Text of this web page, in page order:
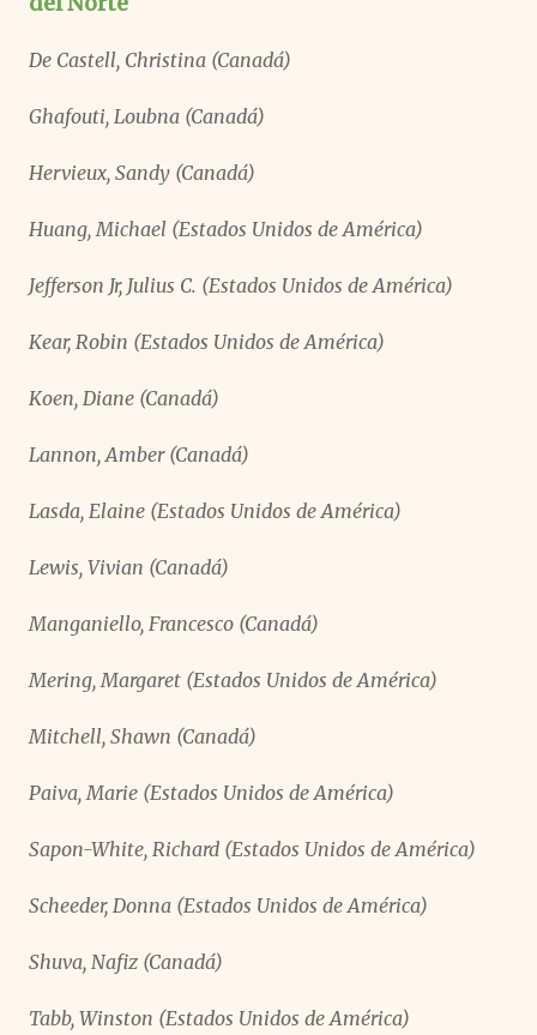
De Castell, Christina (Canadá)
Ghafouti, Loubna (Canadá)
Hervieux, Sandy (Canadá)
Huang, Michael (Estados Unidos de América)
Jefferson Jr, Julius C. (Estados Unidos de América)
Kear, Robin (Estados Unidos de América)
Koen, Diane (Canadá)
Lannon, Amber (Canadá)
Lasda, Elaine (Estados Unidos de América)
Lewis, Vivian (Canadá)
Manganiello, Francesco (Canadá)
Mering, Margaret (Estados Unidos de América)
Mitchell, Shawn (Canadá)
Paiva, Marie (Estados Unidos de América)
Sapon-White, Richard (Estados Unidos de América)
Scheeder, Donna (Estados Unidos de América)
Shuva, Nafiz (Canadá)
Tabb, Winston (Estados Unidos de América)